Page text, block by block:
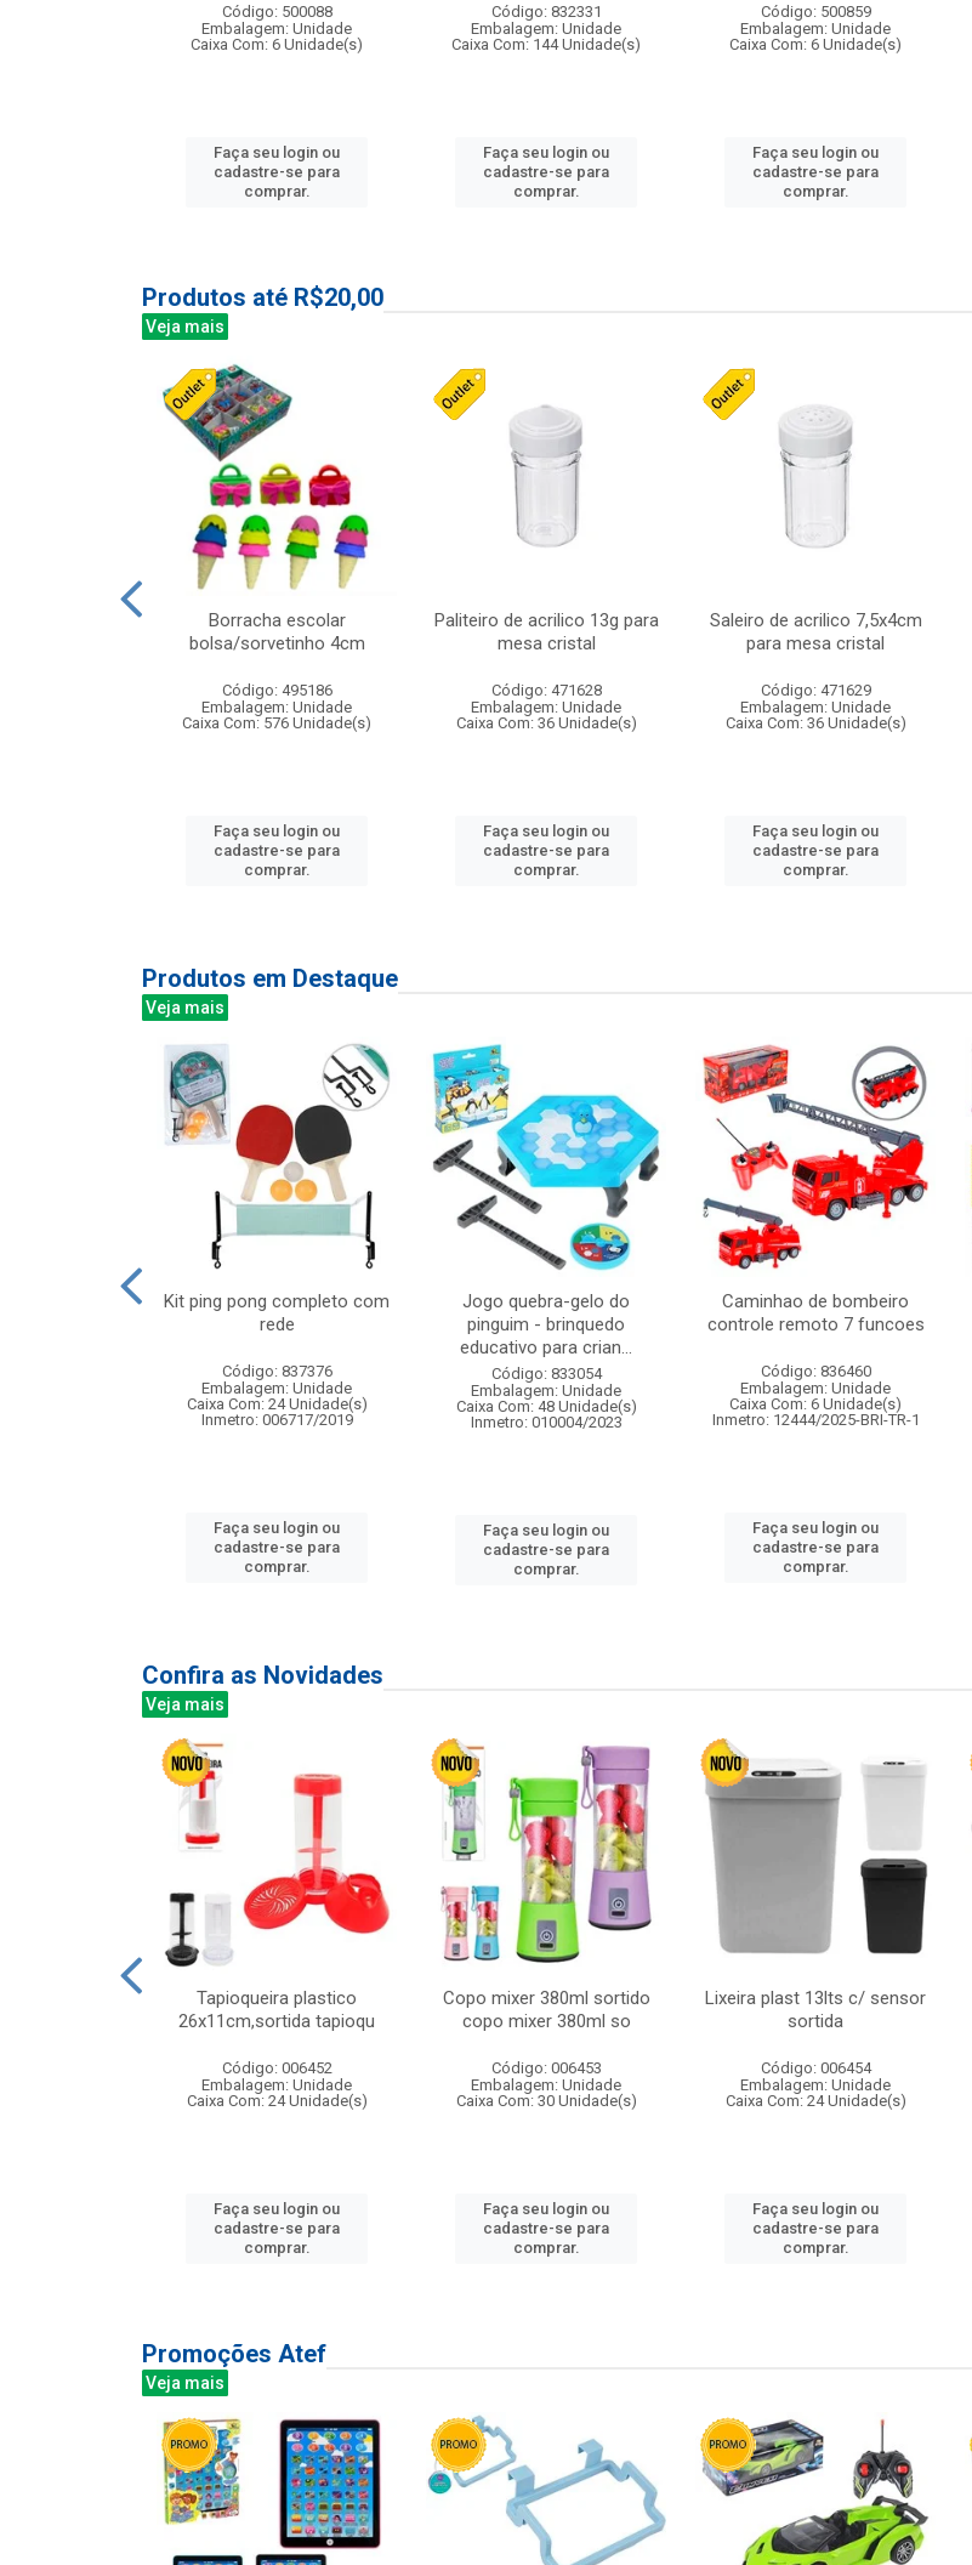
Código: 500088
Embalagem: Unidade
Caixa Com: 6 Unidade(s)
Faça seu login ou
cadastre-se para
comprar.
Código: 832331
Embalagem: Unidade
Caixa Com: 144 Unidade(s)
Faça seu login ou
cadastre-se para
comprar.
Código: 500859
Embalagem: Unidade
Caixa Com: 6 Unidade(s)
Faça seu login ou
cadastre-se para
comprar.
Produtos até R$20,00
Veja mais
Borracha escolar
bolsa/sorvetinho 4cm
Código: 495186
Embalagem: Unidade
Caixa Com: 576 Unidade(s)
Faça seu login ou
cadastre-se para
comprar.
Paliteiro de acrilico 13g para
mesa cristal
Código: 471628
Embalagem: Unidade
Caixa Com: 36 Unidade(s)
Faça seu login ou
cadastre-se para
comprar.
Saleiro de acrilico 7,5x4cm
para mesa cristal
Código: 471629
Embalagem: Unidade
Caixa Com: 36 Unidade(s)
Faça seu login ou
cadastre-se para
comprar.
Produtos em Destaque
Veja mais
Kit ping pong completo com
rede
Código: 837376
Embalagem: Unidade
Caixa Com: 24 Unidade(s)
Inmetro: 006717/2019
Faça seu login ou
cadastre-se para
comprar.
Jogo quebra-gelo do
pinguim - brinquedo
educativo para crian...
Código: 833054
Embalagem: Unidade
Caixa Com: 48 Unidade(s)
Inmetro: 010004/2023
Faça seu login ou
cadastre-se para
comprar.
Caminhao de bombeiro
controle remoto 7 funcoes
Código: 836460
Embalagem: Unidade
Caixa Com: 6 Unidade(s)
Inmetro: 12444/2025-BRI-TR-1
Faça seu login ou
cadastre-se para
comprar.
Confira as Novidades
Veja mais
Tapioqueira plastico
26x11cm,sortida tapioqu
Código: 006452
Embalagem: Unidade
Caixa Com: 24 Unidade(s)
Faça seu login ou
cadastre-se para
comprar.
Copo mixer 380ml sortido
copo mixer 380ml so
Código: 006453
Embalagem: Unidade
Caixa Com: 30 Unidade(s)
Faça seu login ou
cadastre-se para
comprar.
Lixeira plast 13lts c/ sensor
sortida
Código: 006454
Embalagem: Unidade
Caixa Com: 24 Unidade(s)
Faça seu login ou
cadastre-se para
comprar.
Promoções Atef
Veja mais